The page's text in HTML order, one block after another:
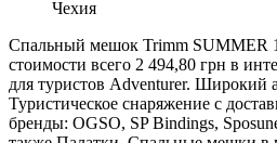
Чехия
Спальный мешок Trimm SUMMER
стоимости всего 2 494,80 грн в
для туристов Adventurer. Широкий
Туристическое снаряжение с
бренды: OGSO, SP Bindings,